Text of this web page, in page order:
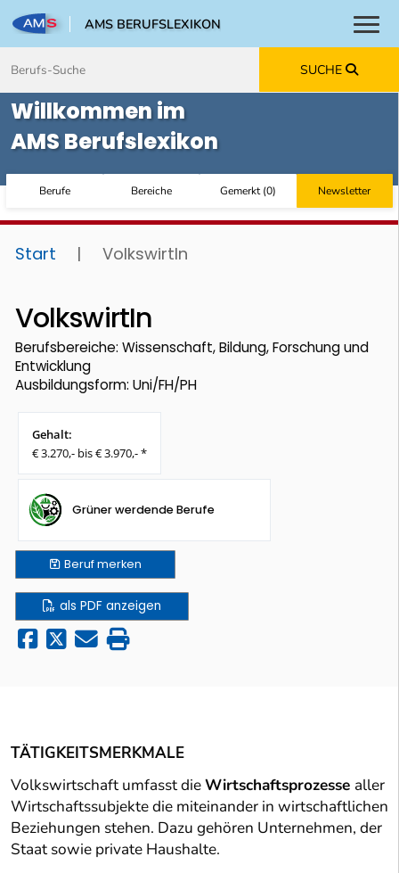
AMS BERUFSLEXIKON
SUCHE
Willkommen im
AMS Berufslexikon
Berufe Bereiche Gemerkt(0) Newsletter
Start | VolkswirtIn
VolkswirtIn
Berufsbereiche: Wissenschaft, Bildung, Forschung und
Entwicklung
Ausbildungsform: Uni/FH/PH
Gehalt:
€ 3.270,- bis € 3.970,- *
Grüner werdende Berufe
Berufmerken
als PDF anzeigen
TÄTIGKEITSMERKMALE
Volkswirtschaft umfasst dieWirtschaftsprozesse aller
Wirtschaftssubjekte die miteinander in wirtschaftlichen
Beziehungen stehen. Dazu gehören Unternehmen, der
Staat sowie private Haushalte.